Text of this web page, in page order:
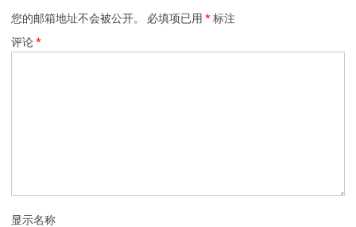
您的邮箱地址不会被公开。 必填项已用 * 标注
评论*
显示名称